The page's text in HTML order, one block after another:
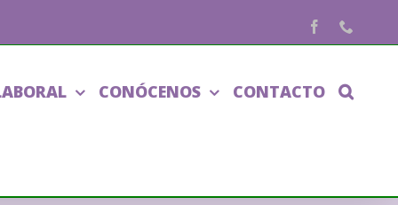
Facebook
CONÓCENOS CONTACTO